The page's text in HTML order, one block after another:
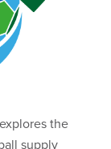
the
supply